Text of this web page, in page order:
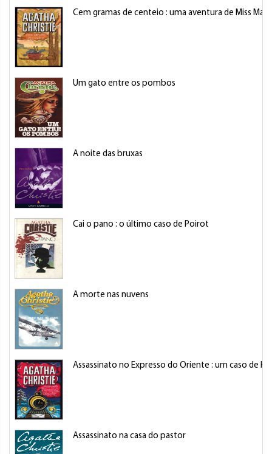
Cem gramas de centeio : uma aventura de Miss
Um gato entre os pombos
A noite das bruxas
Cai o pano : o último caso de Poirot
A morte nas nuvens
Assassinato no Expresso do Oriente : um caso de
Assassinato na casa do pastor